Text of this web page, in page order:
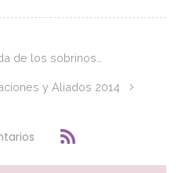
de los sobrinos…
y Aliados 2014